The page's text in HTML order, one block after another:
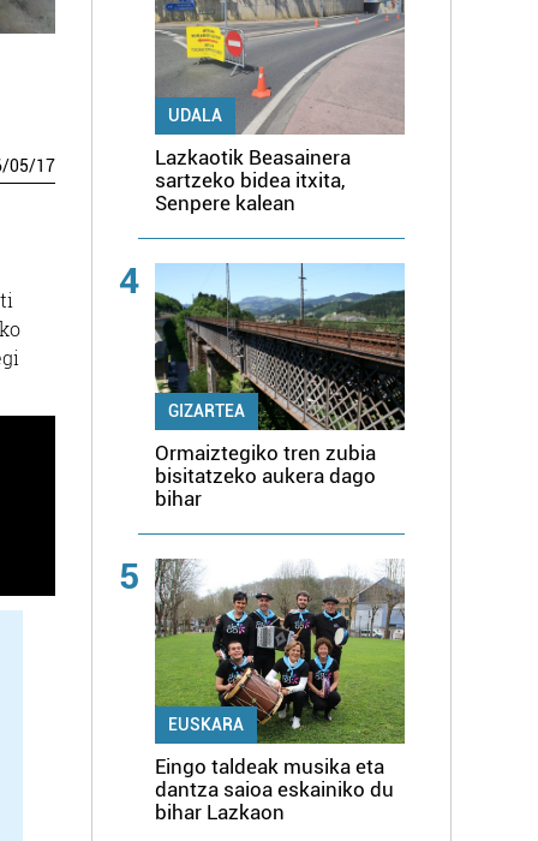
/05/17
UDALA
Lazkaotik Beasainera
sartzeko bidea itxita,
Senpere kalean
4
GIZARTEA
Ormaiztegiko tren zubia
bisitatzeko aukera dago
bihar
5
EUSKARA
Eingo taldeak musika eta
dantza saioa eskainiko du
bihar Lazkaon